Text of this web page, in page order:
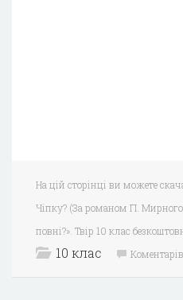
На цій сторінці ви можете
Чіпку? (За романом П. Мирного
повні?». Твір 10 клас
10 клас